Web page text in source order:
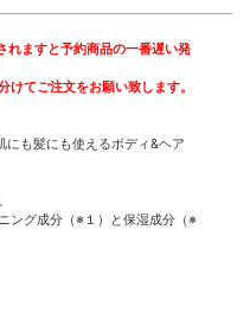
れますと予約商品の一番遅い発
てご注文をお願い致します。
も髪にも使えるボディ&ヘア
ング成分（※１）と保湿成分（※